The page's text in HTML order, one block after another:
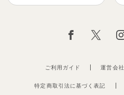
ご利用ガイド 運営会社
特定商取引法に基づく表記